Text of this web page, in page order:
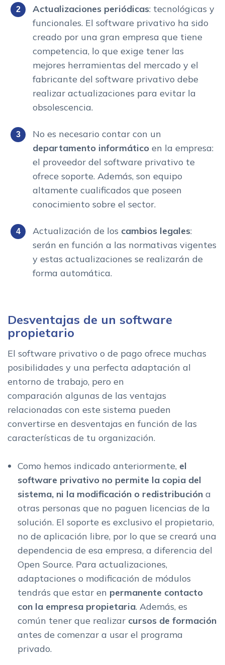
Actualizaciones periódicas: tecnológicas y
funcionales. El software privativo ha sido
creado por una gran empresa que tiene
competencia, lo que exige tener las
mejores herramientas del mercado y el
fabricante del software privativo debe
realizar actualizaciones para evitar la
obsolescencia.
No es necesario contar con un
departamento informático en la empresa:
el proveedor del software privativo te
ofrece soporte. Además, son equipo
altamente cualificados que poseen
conocimiento sobre el sector.
Actualización de los cambios legales:
serán en función a las normativas vigentes
y estas actualizaciones se realizarán de
forma automática.
Desventajas de un software
propietario
El software privativo o de pago ofrece muchas
posibilidades y una perfecta adaptación al
entorno de trabajo, pero en
comparación algunas de las ventajas
relacionadas con este sistema pueden
convertirse en desventajas en función de las
características de tu organización.
Como hemos indicado anteriormente, el
software privativo no permite la copia del
sistema, ni la modificación o redistribución a
otras personas que no paguen licencias de la
solución. El soporte es exclusivo el propietario,
no de aplicación libre, por lo que se creará una
dependencia de esa empresa, a diferencia del
Open Source. Para actualizaciones,
adaptaciones o modificación de módulos
tendrás que estar en permanente contacto
con la empresa propietaria. Además, es
común tener que realizar cursos de formación
antes de comenzar a usar el programa
privado.